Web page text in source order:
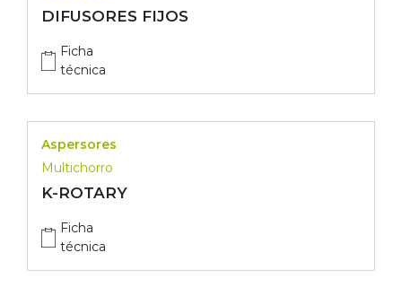
DIFUSORES FIJOS
Ficha
técnica
Aspersores
Multichorro
K-ROTARY
Ficha
técnica